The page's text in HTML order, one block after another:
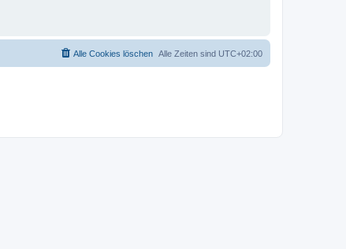
Alle Zeiten sind UTC+02:00
Alle Cookies löschen